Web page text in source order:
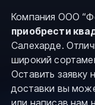
Компания ООО
приобрести
Салехарде.
широкий
Оставить заявку
доставки вы